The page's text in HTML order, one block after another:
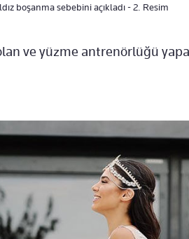
boşanma sebebini açıkladı - 2. Resim
ve yüzme antrenörlüğü